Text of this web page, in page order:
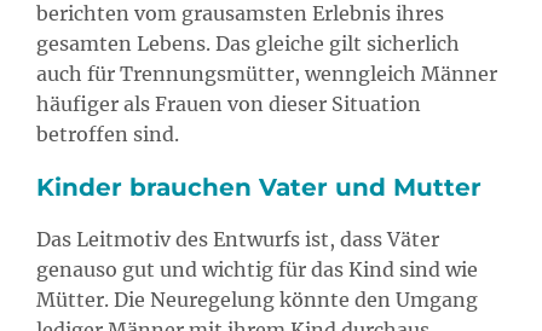
berichten vom grausamsten Erlebnis ihres
gesamten Lebens. Das gleiche gilt sicherlich
auch für Trennungsmütter, wenngleich Männer
häufiger als Frauen von dieser Situation
betroffen sind.
Kinder brauchen Vater und Mutter
Das Leitmotiv des Entwurfs ist, dass Väter
genauso gut und wichtig für das Kind sind wie
Mütter. Die Neuregelung könnte den Umgang